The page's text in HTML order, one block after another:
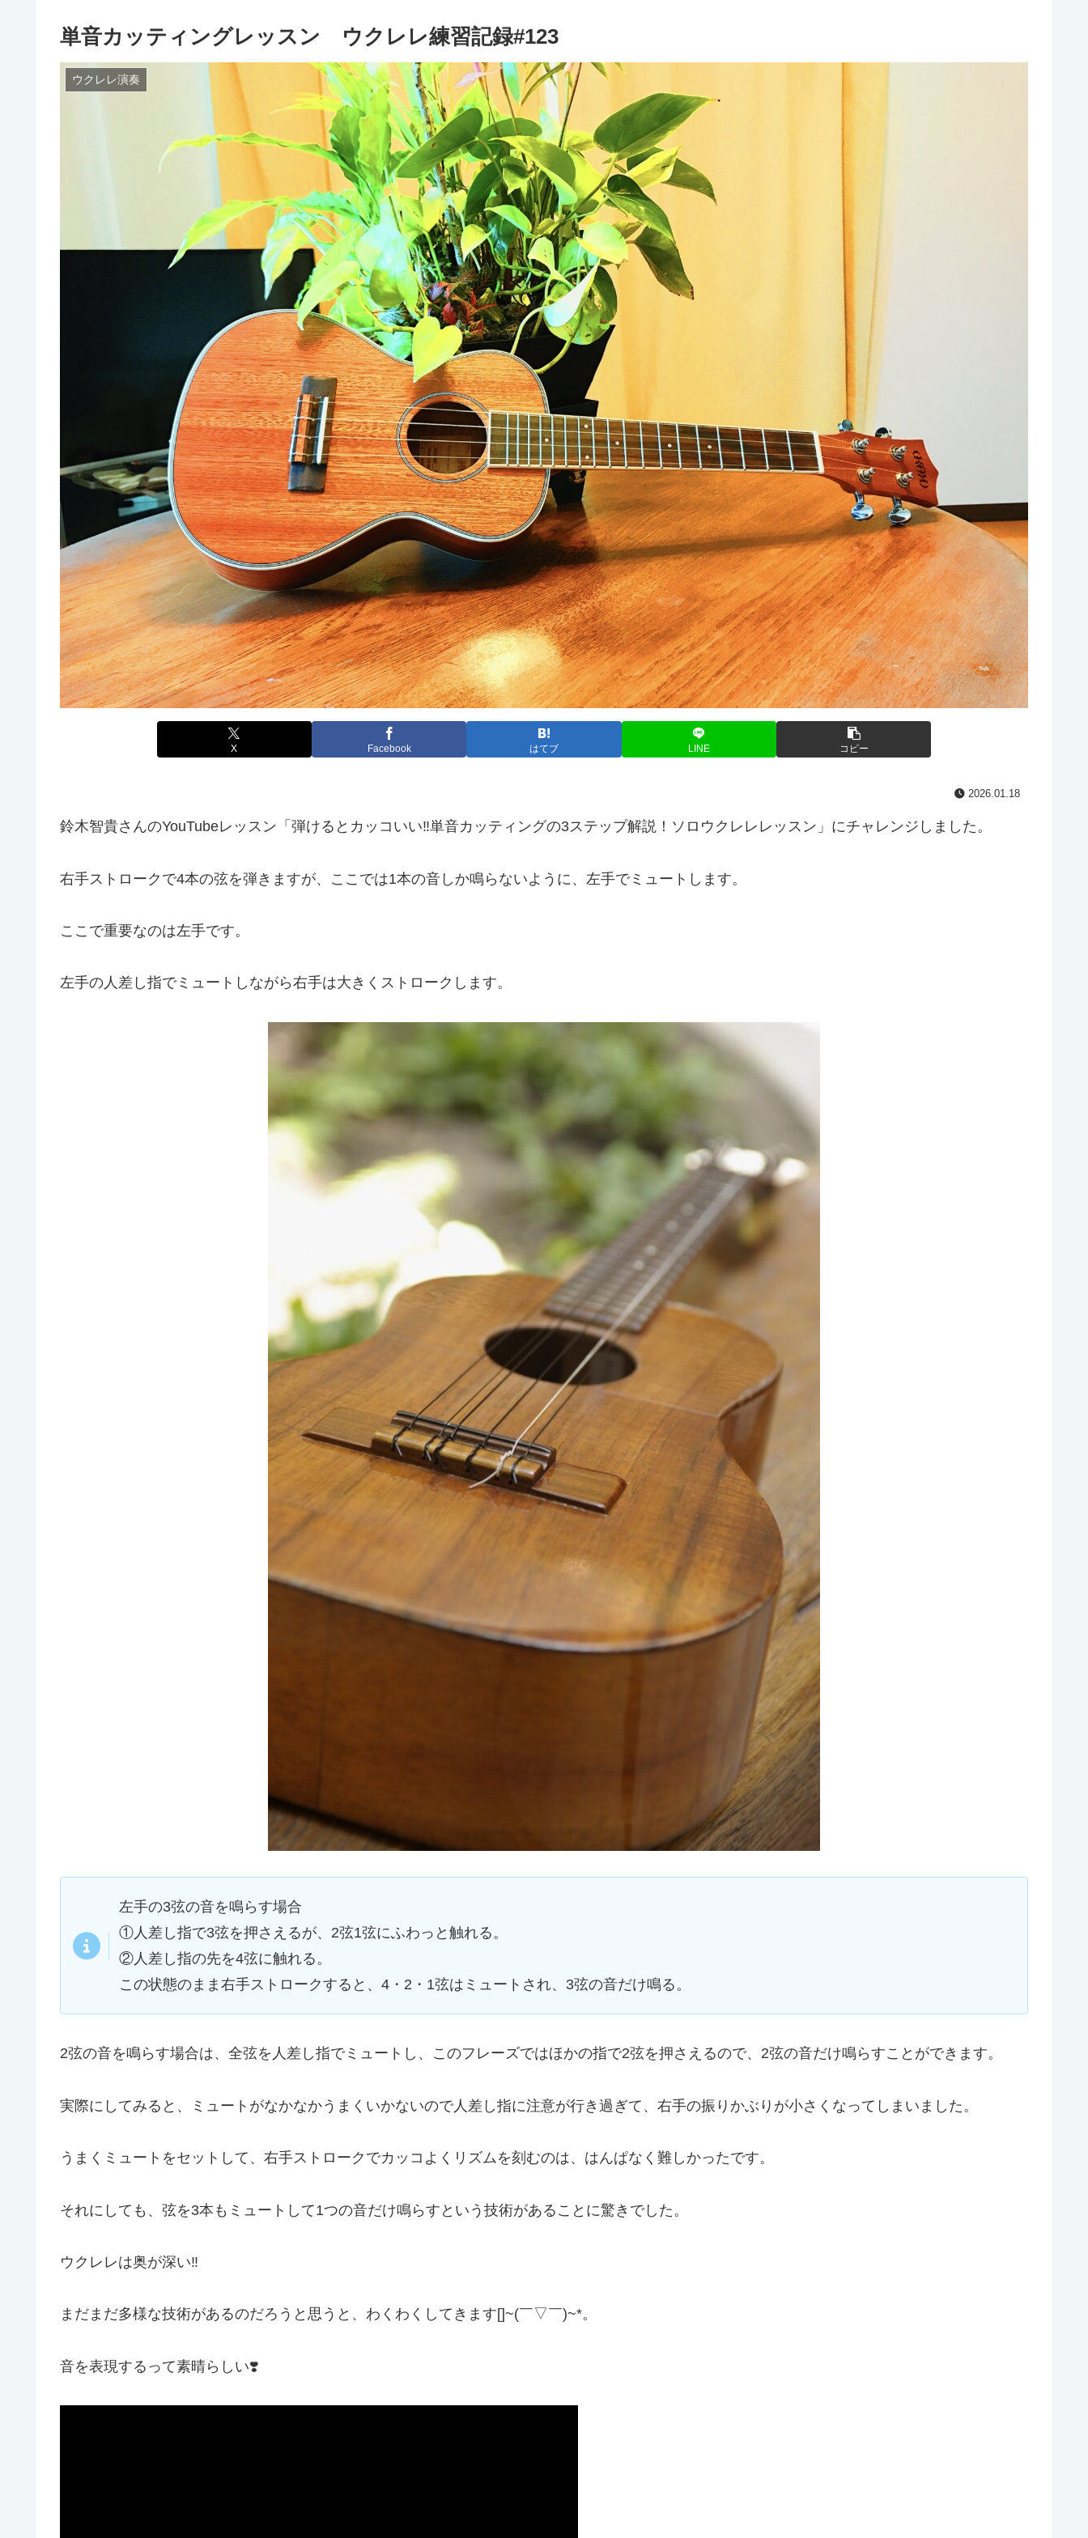
単音カッティングレッスン ウクレレ練習記録#123
ウクレレ演奏
X Facebook はてブ LINE コピー
2026.01.18
鈴木智貴さんのYouTubeレッスン「弾けるとカッコいい‼単音カッティングの3ステップ解説！ソロウクレレレッスン」にチャレンジしました。
右手ストロークで4本の弦を弾きますが、ここでは1本の音しか鳴らないように、左手でミュートします。
ここで重要なのは左手です。
左手の人差し指でミュートしながら右手は大きくストロークします。
左手の3弦の音を鳴らす場合
①人差し指で3弦を押さえるが、2弦1弦にふわっと触れる。
②人差し指の先を4弦に触れる。
この状態のまま右手ストロークすると、4・2・1弦はミュートされ、3弦の音だけ鳴る。
2弦の音を鳴らす場合は、全弦を人差し指でミュートし、このフレーズではほかの指で2弦を押さえるので、2弦の音だけ鳴らすことができます。
実際にしてみると、ミュートがなかなかうまくいかないので人差し指に注意が行き過ぎて、右手の振りかぶりが小さくなってしまいました。
うまくミュートをセットして、右手ストロークでカッコよくリズムを刻むのは、はんぱなく難しかったです。
それにしても、弦を3本もミュートして1つの音だけ鳴らすという技術があることに驚きでした。
ウクレレは奥が深い‼️
まだまだ多様な技術があるのだろうと思うと、わくわくしてきます[]~(￣▽￣)~*。
音を表現するって素晴らしい❣️